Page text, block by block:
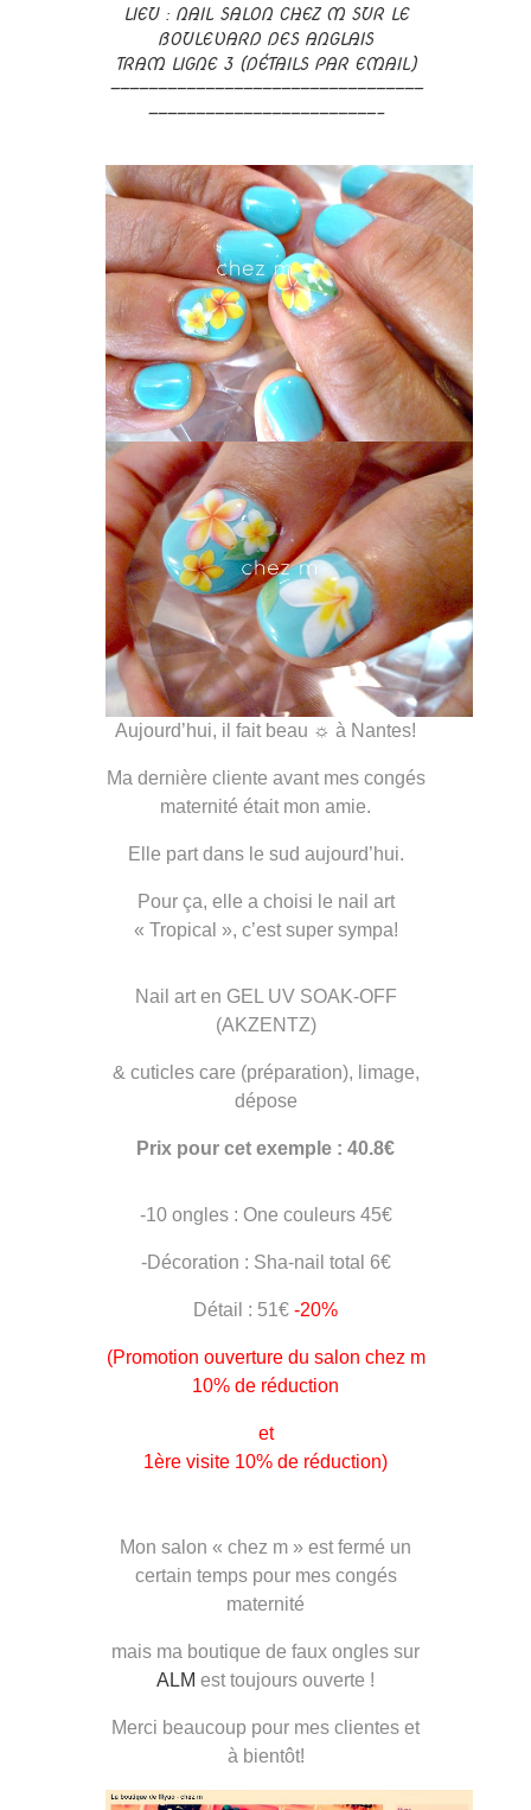
LIEU : NAIL SALON CHEZ M SUR LE
BOULEVARD DES ANGLAIS
TRAM LIGNE 3 (DÉTAILS PAR EMAIL)
—————————————————————————————————
————————————————————————–
Aujourd’hui, il fait beau ☼ à Nantes!
Ma dernière cliente avant mes congés
maternité était mon amie.
Elle part dans le sud aujourd’hui.
Pour ça, elle a choisi le nail art
« Tropical », c’est super sympa!
Nail art en GEL UV SOAK-OFF
(AKZENTZ)
& cuticles care (préparation), limage,
dépose
Prix pour cet exemple : 40.8€
-10 ongles : One couleurs 45€
-Décoration : Sha-nail total 6€
Détail : 51€ -20%
(Promotion ouverture du salon chez m
10% de réduction
et
1ère visite 10% de réduction)
Mon salon « chez m » est fermé un
certain temps pour mes congés
maternité
mais ma boutique de faux ongles sur
ALM est toujours ouverte !
Merci beaucoup pour mes clientes et
à bientôt!